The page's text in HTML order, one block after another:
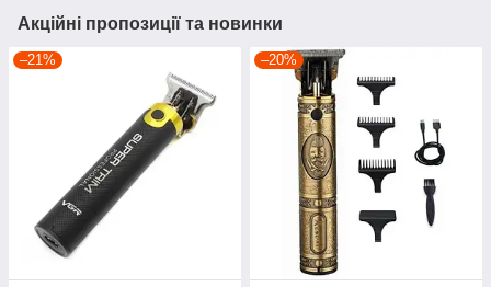
Акційні пропозиції та новинки
–21% –20%